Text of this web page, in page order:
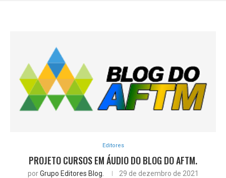
Editores
PROJETO CURSOS EM ÁUDIO DO BLOG DO AFTM.
porGrupo Editores Blog. 29 de dezembro de 2021